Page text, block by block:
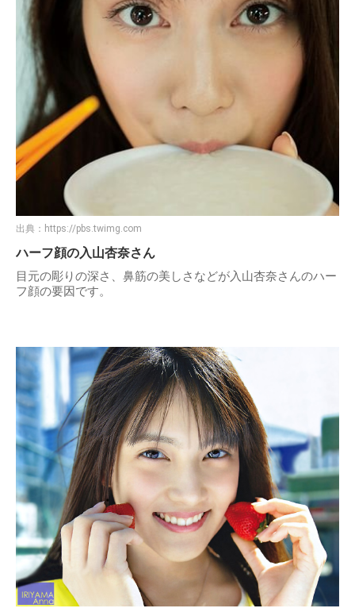
出典： https://pbs.twimg.com
ハーフ顔の入山杏奈さん
目元の彫りの深さ、鼻筋の美しさなどが入山杏奈さんのハー
フ顔の要因です。